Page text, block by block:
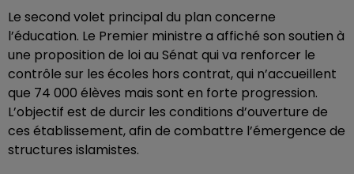
Le second volet principal du plan concerne
l’éducation. Le Premier ministre a affiché son soutien à
une proposition de loi au Sénat qui va renforcer le
contrôle sur les écoles hors contrat, qui n’accueillent
que 74 000 élèves mais sont en forte progression.
L’objectif est de durcir les conditions d’ouverture de
ces établissement, afin de combattre l’émergence de
structures islamistes.